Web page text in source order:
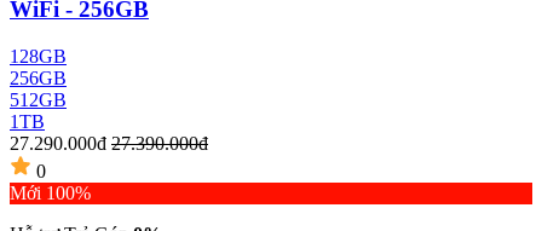
WiFi - 256GB
128GB
256GB
512GB
1TB
27.290.000đ 27.390.000đ
0
Mới 100%